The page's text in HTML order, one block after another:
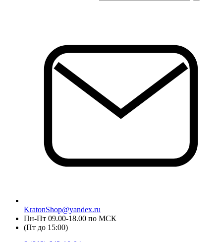
KratonShop@yandex.ru
Пн-Пт 09.00-18.00 по МСК
(Пт до 15:00)